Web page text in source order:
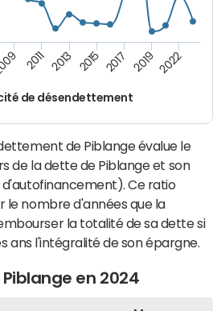
de désendettement
2011 2013 2015 2017 2019 2022
de Piblange évalue le
de la dette de Piblange et son
Ce ratio
nombre d'années que la
la totalité de sa dette si
ans l'intégralité de son épargne.
en 2024